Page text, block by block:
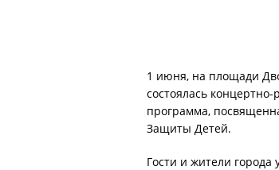
1 июня, на площади
состоялась концертно-
программа,
Защиты Детей.
Гости и жители города